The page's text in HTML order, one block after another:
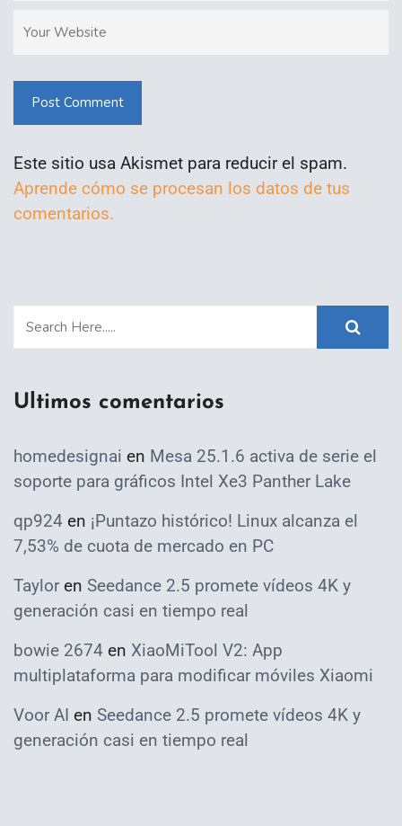
Post Comment
Este sitio usa Akismet para reducir el spam.
Aprende cómo se procesan los datos de tus
comentarios.
Ultimos comentarios
homedesignai en Mesa 25.1.6 activa de serie el
soporte para gráficos Intel Xe3 Panther Lake
qp924 en ¡Puntazo histórico! Linux alcanza el
7,53% de cuota de mercado en PC
Taylor en Seedance 2.5 promete vídeos 4K y
generación casi en tiempo real
bowie 2674 en XiaoMiTool V2: App
multiplataforma para modificar móviles Xiaomi
Voor AI en Seedance 2.5 promete vídeos 4K y
generación casi en tiempo real